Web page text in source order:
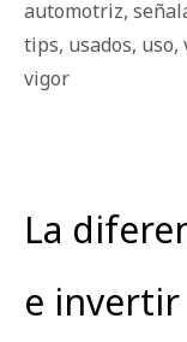
automotriz,
tips, usados, uso,
vigor
La
e invertir